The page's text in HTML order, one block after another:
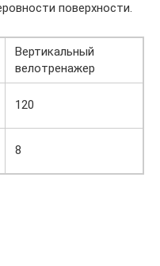
поверхности.
Вертикальный
велотренажер
120
8